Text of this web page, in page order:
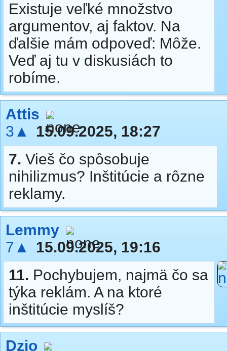
Existuje veľké množstvo
argumentov, aj faktov. Na
ďalšie mám odpoveď: Môže.
Veď aj tu v diskusiách to
robíme.
Attis
3▲
15.09.2025, 18:27
7. Vieš čo spôsobuje
nihilizmus? Inštitúcie a rôzne
reklamy.
Lemmy
7▲
15.09.2025, 19:16
11. Pochybujem, najmä čo sa
týka reklám. A na ktoré
inštitúcie myslíš?
Dzio